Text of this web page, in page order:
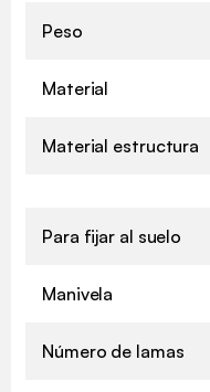
Peso
Material
Material estructura
Para fijar al suelo
Manivela
Número de lamas